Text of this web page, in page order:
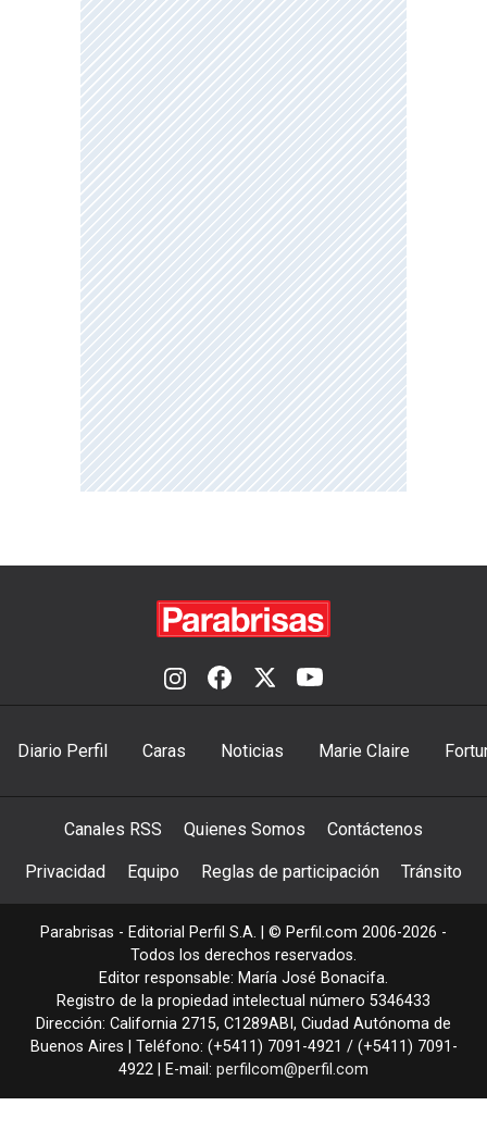
Diario Perfil Caras Noticias Marie Claire
Canales RSS Quienes Somos Contáctenos
Privacidad Equipo Reglas de participación Tránsito
Parabrisas - Editorial Perfil S.A. | © Perfil.com 2006-2026 -
Todos los derechos reservados.
Editor responsable: María José Bonacifa.
Registro de la propiedad intelectual número 5346433
Dirección: California 2715, C1289ABI , Ciudad Autónoma de
Buenos Aires | Teléfono: (+5411) 7091-4921 / (+5411) 7091-
4922 | E-mail: perfilcom@perfil.com